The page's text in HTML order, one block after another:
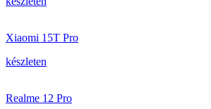
Xiaomi 15T Pro
készleten
Realme 12 Pro